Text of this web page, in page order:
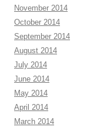
November 2014
October 2014
September 2014
August 2014
July 2014
June 2014
May 2014
April 2014
March 2014